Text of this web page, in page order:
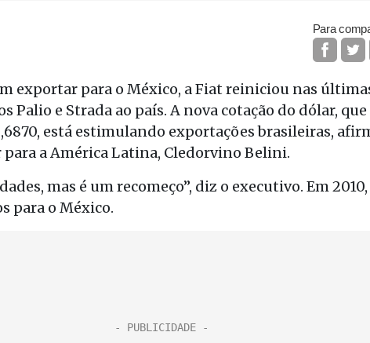
Para
exportar para o México, a Fiat reiniciou nas
Palio e Strada ao país. A nova cotação do dólar,
está estimulando exportações brasileiras,
a América Latina, Cledorvino Belini.
mas é um recomeço”, diz o executivo. Em
para o México.